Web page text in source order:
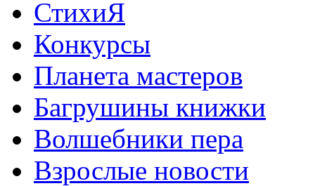
СтихиЯ
Конкурсы
Планета мастеров
Багрушины книжки
Волшебники пера
Взрослые новости